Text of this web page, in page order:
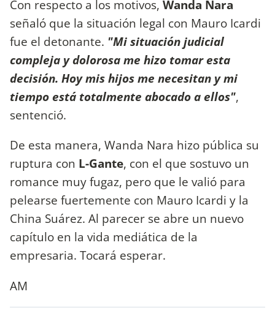
Con respecto a los motivos, Wanda Nara
señaló que la situación legal con Mauro Icardi
fue el detonante. "Mi situación judicial
compleja y dolorosa me hizo tomar esta
decisión. Hoy mis hijos me necesitan y mi
tiempo está totalmente abocado a ellos",
sentenció.
De esta manera, Wanda Nara hizo pública su
ruptura con L-Gante, con el que sostuvo un
romance muy fugaz, pero que le valió para
pelearse fuertemente con Mauro Icardi y la
China Suárez. Al parecer se abre un nuevo
capítulo en la vida mediática de la
empresaria. Tocará esperar.
AM